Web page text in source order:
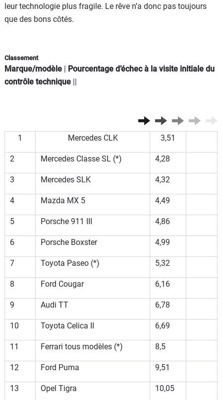
leur technologie plus fragile. Le rêve n’a donc pas toujours
que des bons côtés.
Classement
Marque/modèle | Pourcentage d’échec à la visite initiale du
contrôle technique ||
1 Mercedes CLK 3,51
2 Mercedes Classe SL (*) 4,28
3 Mercedes SLK 4,32
4 Mazda MX 5 4,49
5 Porsche 911 III 4,86
6 Porsche Boxster 4,99
7 Toyota Paseo (*) 5,32
8 Ford Cougar 6,16
9 Audi TT 6,78
10 Toyota Celica II 6,69
11 Ferrari tous modèles (*) 8,5
12 Ford Puma 9,51
13 Opel Tigra 10,05